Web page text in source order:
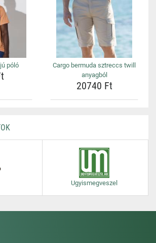
póló
Cargo bermuda sztreccs twill
anyagból
20740 Ft
Ugyismegveszel